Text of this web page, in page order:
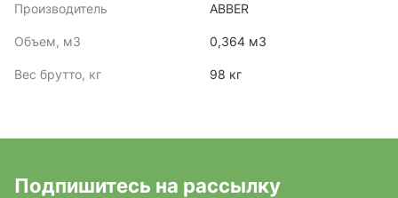
Производитель ABBER
Объем, м3 0,364 м3
Вес брутто, кг 98 кг
Подпишитесь на рассылку